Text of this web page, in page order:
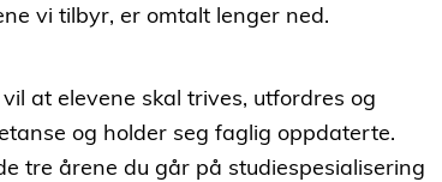
vi tilbyr, er omtalt lenger ned.
at elevene skal trives, utfordres og
og holder seg faglig oppdaterte.
tre årene du går på studiespesialisering